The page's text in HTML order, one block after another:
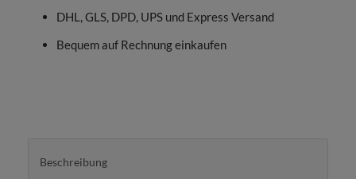
DHL, GLS, DPD, UPS und Express Versand
Bequem auf Rechnung einkaufen
Beschreibung